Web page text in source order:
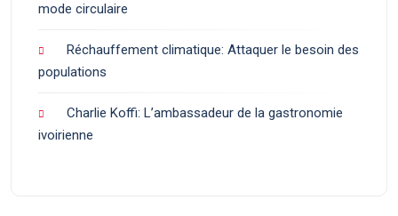
mode circulaire
Réchauffement climatique: Attaquer le besoin des
populations
Charlie Koffi: L’ambassadeur de la gastronomie
ivoirienne